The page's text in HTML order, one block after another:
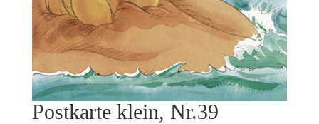
Postkarte klein, Nr.39